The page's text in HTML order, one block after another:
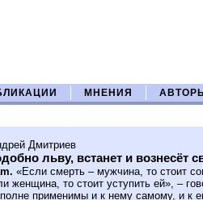
МНЕНИЯ АВТОРЫ
Дмитриев
льву, встанет и вознесёт
«Если смерть – мужчина, то стоит
женщина, то стоит уступить ей», –
применимы и к нему самому, и к